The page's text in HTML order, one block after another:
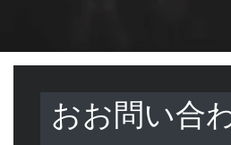
おお問い合